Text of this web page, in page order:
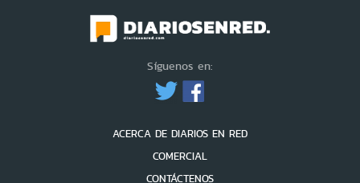
Síguenos en:
ACERCA DE DIARIOS EN RED
COMERCIAL
CONTÁCTENOS